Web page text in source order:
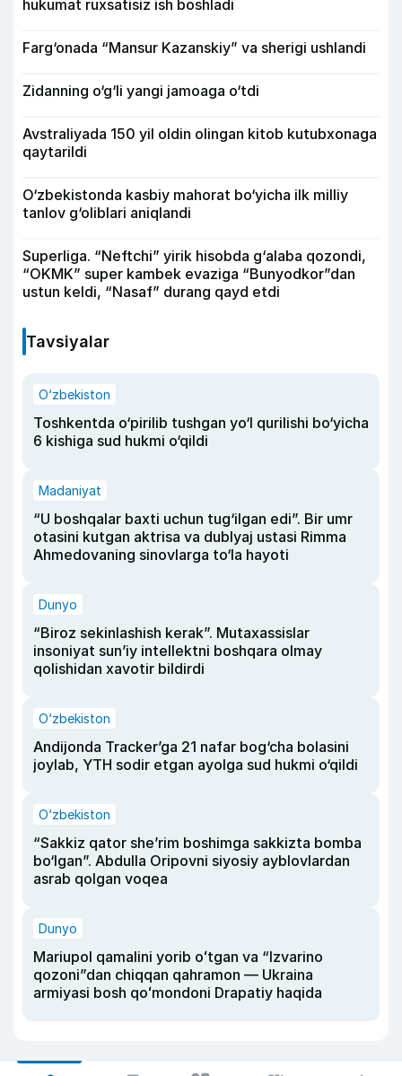
hukumat ruxsatisiz ish boshladi
Farg‘onada “Mansur Kazanskiy” va sherigi ushlandi
Zidanning o‘g‘li yangi jamoaga o‘tdi
Avstraliyada 150 yil oldin olingan kitob kutubxonaga
qaytarildi
O‘zbekistonda kasbiy mahorat bo‘yicha ilk milliy
tanlov g‘oliblari aniqlandi
Superliga. “Neftchi” yirik hisobda g‘alaba qozondi,
“OKMK” super kambek evaziga “Bunyodkor”dan
ustun keldi, “Nasaf” durang qayd etdi
Tavsiyalar
O‘zbekiston
Toshkentda o‘pirilib tushgan yo‘l qurilishi bo‘yicha
6 kishiga sud hukmi o‘qildi
Madaniyat
“U boshqalar baxti uchun tug‘ilgan edi”. Bir umr
otasini kutgan aktrisa va dublyaj ustasi Rimma
Ahmedovaning sinovlarga to‘la hayoti
Dunyo
“Biroz sekinlashish kerak”. Mutaxassislar
insoniyat sun’iy intellektni boshqara olmay
qolishidan xavotir bildirdi
O‘zbekiston
Andijonda Tracker’ga 21 nafar bog‘cha bolasini
joylab, YTH sodir etgan ayolga sud hukmi o‘qildi
O‘zbekiston
“Sakkiz qator she’rim boshimga sakkizta bomba
bo‘lgan”. Abdulla Oripovni siyosiy ayblovlardan
asrab qolgan voqea
Dunyo
Mariupol qamalini yorib oʻtgan va “Izvarino
qozoni”dan chiqqan qahramon — Ukraina
armiyasi bosh qoʻmondoni Drapatiy haqida